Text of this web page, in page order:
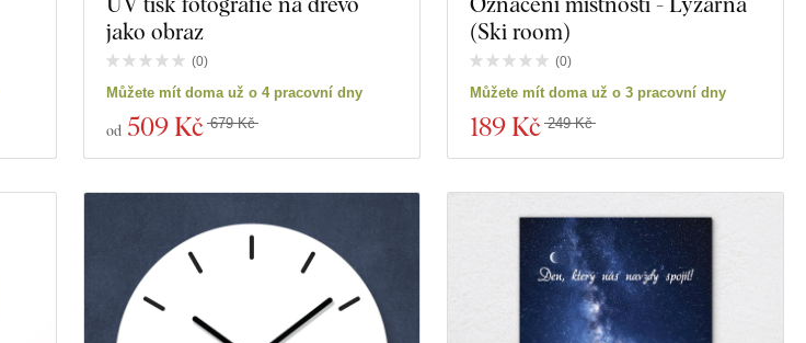
jako obraz
(0)
Můžete mít doma už o 4 pracovní dny
od 509 Kč 679 Kč
(Ski room)
(0)
Můžete mít doma už o 3 pracovní dny
189 Kč 249 Kč